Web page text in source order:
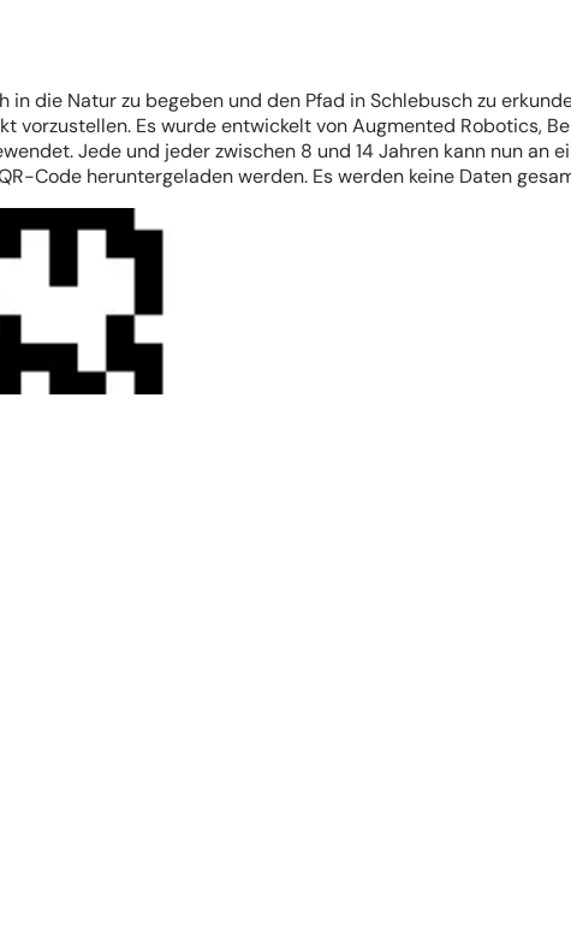
die Natur zu begeben und den Pfad in Schlebusch zu
vorzustellen. Es wurde entwickelt von Augmented Robotics,
Jede und jeder zwischen 8 und 14 Jahren kann nun an
Code heruntergeladen werden. Es werden keine Daten